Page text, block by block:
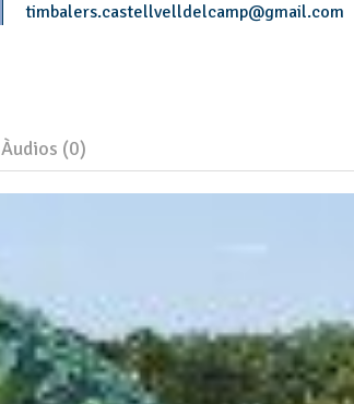
timbalers.castellvelldelcamp@gmail.com
Àudios (0)